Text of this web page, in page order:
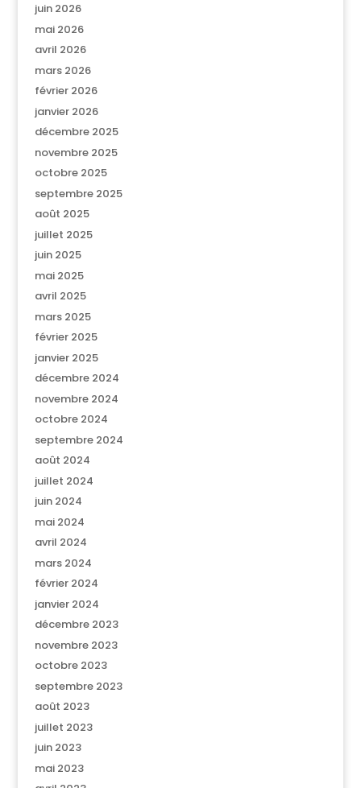
juin 2026
mai 2026
avril 2026
mars 2026
février 2026
janvier 2026
décembre 2025
novembre 2025
octobre 2025
septembre 2025
août 2025
juillet 2025
juin 2025
mai 2025
avril 2025
mars 2025
février 2025
janvier 2025
décembre 2024
novembre 2024
octobre 2024
septembre 2024
août 2024
juillet 2024
juin 2024
mai 2024
avril 2024
mars 2024
février 2024
janvier 2024
décembre 2023
novembre 2023
octobre 2023
septembre 2023
août 2023
juillet 2023
juin 2023
mai 2023